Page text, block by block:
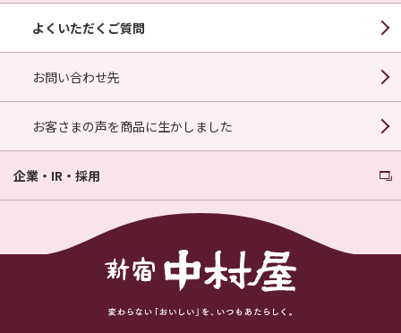
よくいただくご質問
お問い合わせ先
お客さまの声を商品に生かしました
企業・IR・採用